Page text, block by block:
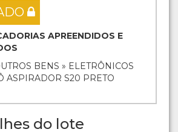
APREENDIDOS E
BENS » ELETRÔNICOS
ASPIRADOR S20 PRETO
do lote